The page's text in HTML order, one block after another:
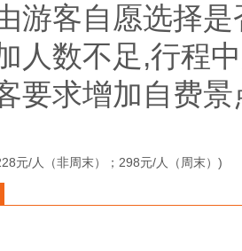
游客自愿选择
人数不足,行程
要求增加自费
元/人（非周末）；298元/人（周末）)